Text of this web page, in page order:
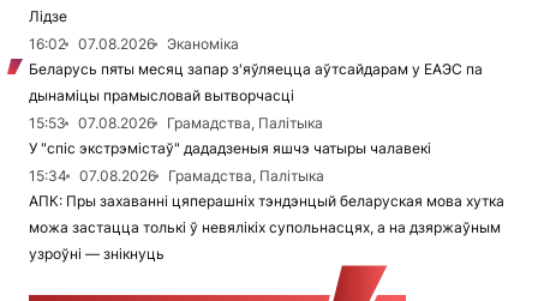
Лідзе
16:02
07.08.2026
Эканоміка
Беларусь пяты месяц запар з'яўляецца аўтсайдарам у ЕАЭС па
дынаміцы прамысловай вытворчасці
15:53
07.08.2026
Грамадства, Палітыка
У "спіс экстрэмістаў" дададзеныя яшчэ чатыры чалавекі
15:34
07.08.2026
Грамадства, Палітыка
АПК: Пры захаванні цяперашніх тэндэнцый беларуская мова хутка
можа застацца толькі ў невялікіх супольнасцях, а на дзяржаўным
узроўні — знікнуць